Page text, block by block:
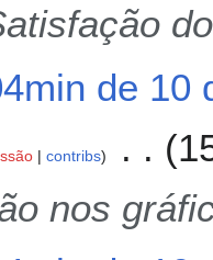
de 10
contribs
nos